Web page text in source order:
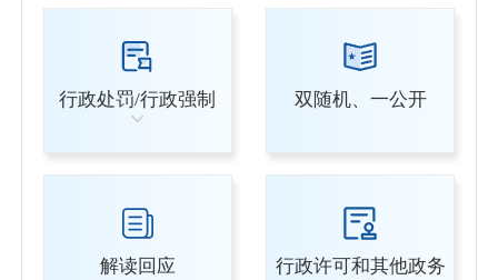
行政处罚/行政强制 双随机、一公开
解读回应
行政许可和其他政务